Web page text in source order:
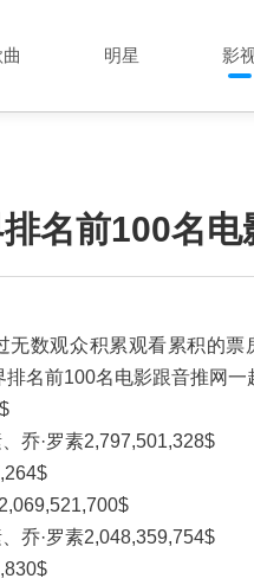
明星 影
名前100名电
数观众积累观看累积的票
名前100名电影跟音推网一
乔·罗素2,797,501,328$
乔·罗素2,048,359,754$